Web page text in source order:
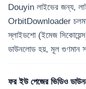
Douyin লাইভের জন্য,
OrbitDownloader চলমান
স্লাইডশো (ইমেজ
ডাউনলোড হয়, মূল গুণমান
ফর ইউ পেজের ভিডিও